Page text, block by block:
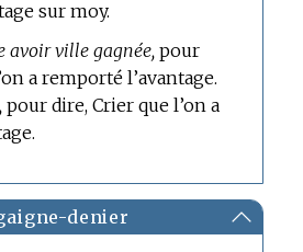
sur moy.
avoir ville gagnée, pour
a remporté l’avantage.
pour dire, Crier que l’on a
denier